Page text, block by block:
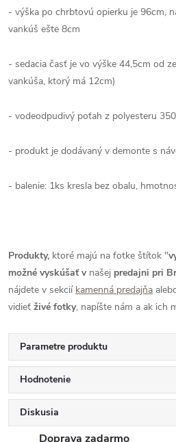
- výška po chrbtovú opierku je 96cm,
vankúš ešte 8cm
- sedacia časť je vo výške 44,5cm od
vankúša, ktorý má 12cm)
- vodeodpudivý poťah z polyesteru
- produkt je dodávaný v demonte s
- balenie: 1ks kresla bez obalu,
Produkty, ktoré majú na fotke štítok "
možné vyskúšať v našej predajni pri
nájdete v sekcií kamenná predajňa
vidieť živé fotky, napíšte nám a ak ich
Parametre produktu
Hodnotenie
Diskusia
Doprava zadarmo